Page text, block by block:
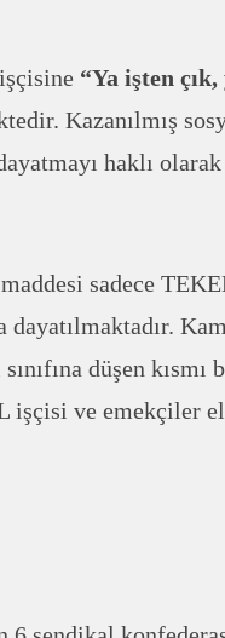
“Ya işten çık,
Kazanılmış
haklı
sadece
düşen kısmı
ve emekçiler